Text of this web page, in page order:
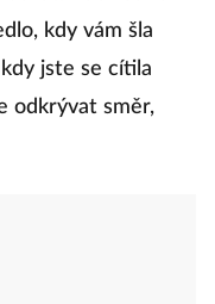
kdy vám šla
jste se cítila
odkrývat směr,